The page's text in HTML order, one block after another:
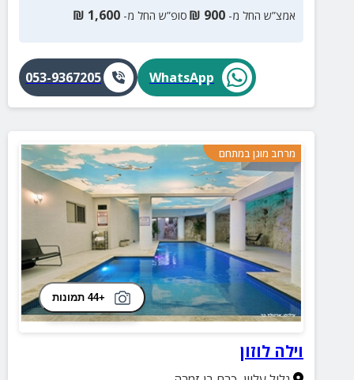
אמצ”ש החל מ- 900
₪ סופ”ש החל מ- 1,600
₪
WhatsApp
053-9367205
מרחב מוגן במתחם
+44 תמונות
וילה לוזון